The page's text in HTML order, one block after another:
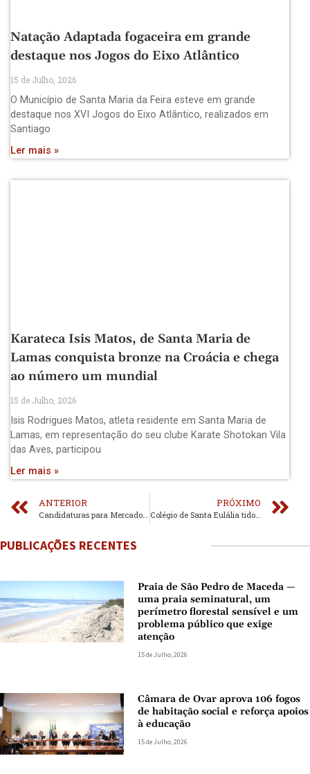
Natação Adaptada fogaceira em grande
destaque nos Jogos do Eixo Atlântico
15 de Julho, 2026
O Município de Santa Maria da Feira esteve em grande
destaque nos XVI Jogos do Eixo Atlântico, realizados em
Santiago
Ler mais »
Karateca Isis Matos, de Santa Maria de
Lamas conquista bronze na Croácia e chega
ao número um mundial
15 de Julho, 2026
Isis Rodrigues Matos, atleta residente em Santa Maria de
Lamas, em representação do seu clube Karate Shotokan Vila
das Aves, participou
Ler mais »
ANTERIOR PRÓXIMO
PUBLICAÇÕES RECENTES
Praia de São Pedro de Maceda —
uma praia seminatural, um
perímetro florestal sensível e um
problema público que exige
atenção
15 de Julho, 2026
Câmara de Ovar aprova 106 fogos
de habitação social e reforça apoios
à educação
15 de Julho, 2026